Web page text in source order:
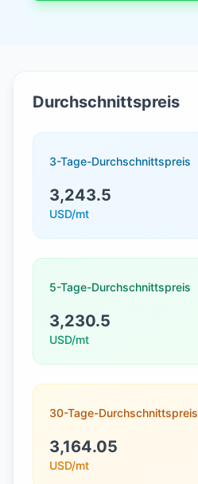
Durchschnittspreis
3-Tage-Durchschnittspreis
3,243.5
USD/mt
5-Tage-Durchschnittspreis
3,230.5
USD/mt
30-Tage-Durchschnittspreis
3,164.05
USD/mt